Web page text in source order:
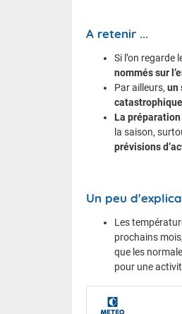
A retenir ...
Si l’on regarde
nomméssur
Par ailleurs, un
catastrophique
La
la saison,
prévisions
Un peu
Les
prochains
que les
pour une